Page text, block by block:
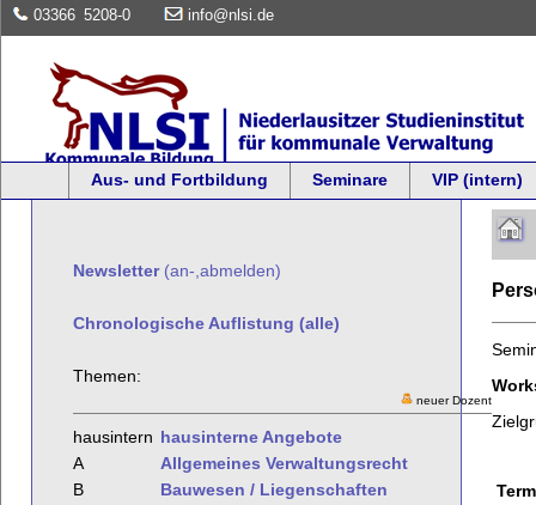
03366 5208-0 info@nlsi.de
Aus- und Fortbildung Seminare VIP (intern)
Newsletter(an-,abmelden)
Chronologische Auflistung (alle)
Themen:
neuer Dozent
hausintern hausinterne Angebote
A
Allgemeines Verwaltungsrecht
B
Bauwesen / Liegenschaften